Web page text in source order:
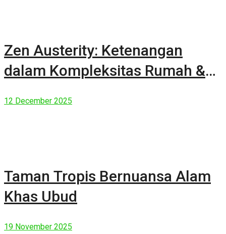
Zen Austerity: Ketenangan
dalam Kompleksitas Rumah &
12 December 2025
Taman Tropis Bernuansa Alam
Khas Ubud
19 November 2025